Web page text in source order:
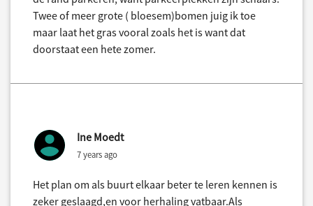
Twee of meer grote ( bloesem)bomen juig ik toe
maar laat het gras vooral zoals het is want dat
doorstaat een hete zomer.
Ine Moedt
7 years ago
Het plan om als buurt elkaar beter te leren kennen is
zeker geslaagd,en voor herhaling vatbaar.Als